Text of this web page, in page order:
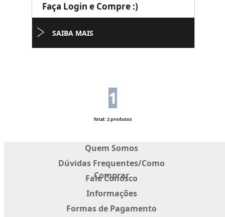
Faça Login e Compre :)
SAIBA MAIS
1
Total: 2 produtos
Quem Somos
Dúvidas Frequentes/Como
Comprar
Fale Conosco
Informações
Formas de Pagamento